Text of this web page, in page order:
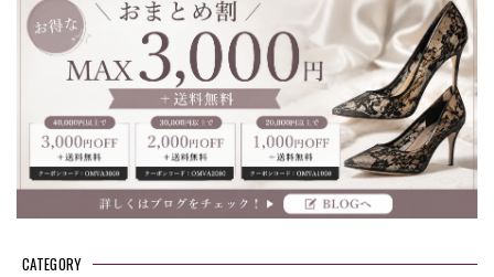
CATEGORY